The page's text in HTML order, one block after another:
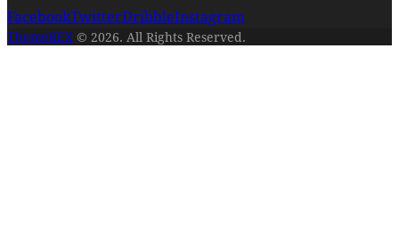
FacebookTwitterDribbleInstagram
ThemeREX © 2026. All Rights Reserved.